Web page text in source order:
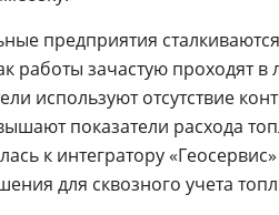
предприятия
работы зачастую проходят
используют отсутствие
показатели расхода
к интегратору
для сквозного учета